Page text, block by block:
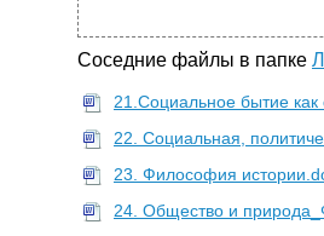
Соседние файлы в папке
21.Социальное бытие
22. Социальная,
23. Философия
24. Общество и